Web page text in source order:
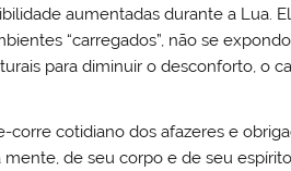
aumentadas durante a Lua.
“carregados”, não se
para diminuir o desconforto, o
cotidiano dos afazeres e
mente, de seu corpo e de seu